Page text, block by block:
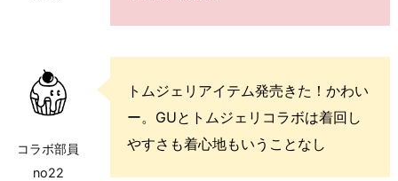
コラボ部員
no22
トムジェリアイテム発売きた！かわい
ー。GUとトムジェリコラボは着回し
やすさも着心地もいうことなし